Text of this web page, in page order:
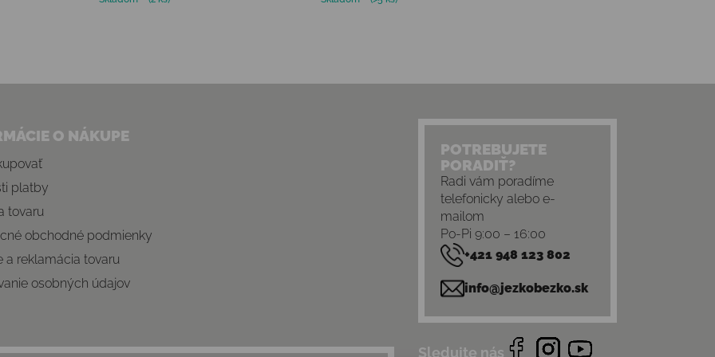
O NÁKUPE
platby
tovaru
obchodné podmienky
a reklamácia tovaru
osobných údajov
POTREBUJETE
PORADIŤ?
Radi vám poradíme
telefonicky alebo e-
mailom
Po-Pi 9:00 – 16:00
+421 948 123 802
info@jezkobezko.sk
Sledujte nás